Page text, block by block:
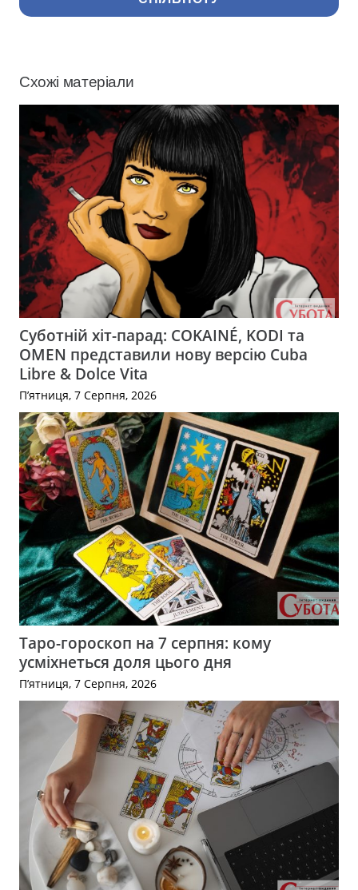
Схожі матеріали
Суботній хіт-парад: COKAINÉ, KODI та
OMEN представили нову версію Cuba
Libre & Dolce Vita
П’ятниця, 7 Серпня, 2026
Таро-гороскоп на 7 серпня: кому
усміхнеться доля цього дня
П’ятниця, 7 Серпня, 2026